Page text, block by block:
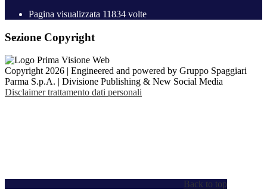
Pagina visualizzata 11834 volte
Sezione Copyright
Copyright 2026 | Engineered and powered by Gruppo Spaggiari
Parma S.p.A. | Divisione Publishing & New Social Media
Disclaimer trattamento dati personali
Back to top